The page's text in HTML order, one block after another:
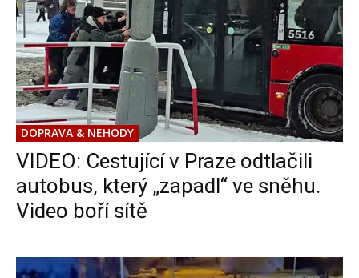
DOPRAVA & NEHODY
VIDEO: Cestující v Praze odtlačili
autobus, který „zapadl“ ve sněhu.
Video boří sítě